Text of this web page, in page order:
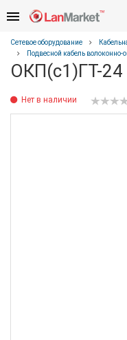
Сетевое оборудование
Подвесной кабель волоконно-
ОКП(с1)ГТ-
Нет в наличии